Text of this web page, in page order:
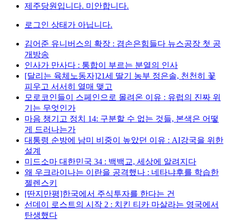
제주당원입니다. 미안합니다.
로그인 상태가 아닙니다.
김어준 유니버스의 확장 : 겸손은힘들다 뉴스공장 첫 공
개방송
인사가 만사다 : 통합이 부르는 분열의 인사
[달리는 육체노동자]21세 딸기 농부 정은솔, 천천히 꽃
피우고 서서히 열매 맺고
모로코인들이 스페인으로 몰려온 이유 : 유럽의 진짜 위
기는 무엇인가
마음 챙기고 정치 14: 구분할 수 없는 것들, 본색은 어떻
게 드러나는가
대통령 순방에 남미 비중이 높았던 이유 : AI강국을 위한
설계
미드소마 대한민국 34 : 백백교, 세상에 알려지다
왜 우크라이나는 이란을 공격했나 : 네타냐후를 학습한
젤렌스키
[딴지만평]한국에서 주식투자를 한다는 건
선데이 로스트의 시작 2 : 치킨 티카 마살라는 영국에서
탄생했다